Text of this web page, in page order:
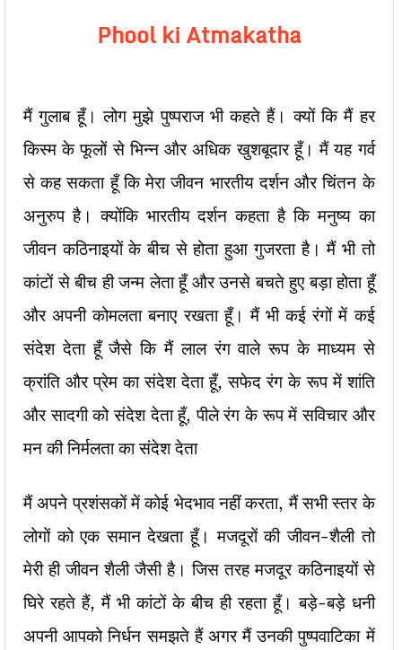
Phool ki Atmakatha
मैं गुलाब हूँ। लोग मुझे पुष्पराज भी कहते हैं। क्यों कि मैं हर
किस्म के फूलों से भिन्न और अधिक खुशबूदार हूँ। मैं यह गर्व
से कह सकता हूँ कि मेरा जीवन भारतीय दर्शन और चिंतन के
अनुरुप है। क्योंकि भारतीय दर्शन कहता है कि मनुष्य का
जीवन कठिनाइयों के बीच से होता हुआ गुजरता है। मैं भी तो
कांटों से बीच ही जन्म लेता हूँ और उनसे बचते हुए बड़ा होता हूँ
और अपनी कोमलता बनाए रखता हूँ। मैं भी कई रंगों में कई
संदेश देता हूँ जैसे कि मैं लाल रंग वाले रूप के माध्यम से
क्रांति और प्रेम का संदेश देता हूँ, सफेद रंग के रूप में शांति
और सादगी को संदेश देता हूँ, पीले रंग के रूप में सविचार और
मन की निर्मलता का संदेश देता
मैं अपने प्रशंसकों में कोई भेदभाव नहीं करता, मैं सभी स्तर के
लोगों को एक समान देखता हूँ। मजदूरों की जीवन-शैली तो
मेरी ही जीवन शैली जैसी है। जिस तरह मजदूर कठिनाइयों से
घिरे रहते हैं, मैं भी कांटों के बीच ही रहता हूँ। बड़े-बड़े धनी
अपनी आपको निर्धन समझते हैं अगर मैं उनकी पुष्पवाटिका में